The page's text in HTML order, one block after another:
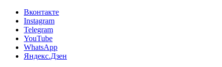
Вконтакте
Instagram
Telegram
YouTube
WhatsApp
Яндекс.Дзен